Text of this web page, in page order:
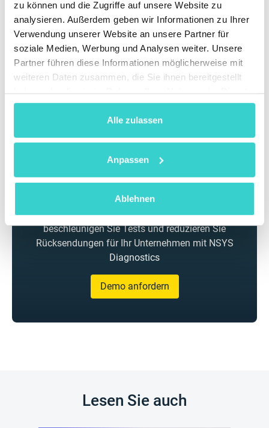
zu können und die Zugriffe auf unsere Website zu
analysieren. Außerdem geben wir Informationen zu Ihrer
Verwendung unserer Website an unsere Partner für
soziale Medien, Werbung und Analysen weiter. Unsere
Partner führen diese Informationen möglicherweise mit
weiteren Daten zusammen, die Sie ihnen bereitgestellt
gesammelt haben.
Alle zulassen
Anpassen
Ablehnen
Automatisieren Sie die Qualitätskontrolle,
beschleunigen Sie Tests und reduzieren Sie
Rücksendungen für Ihr Unternehmen mit NSYS
Diagnostics
Demo anfordern
Lesen Sie auch